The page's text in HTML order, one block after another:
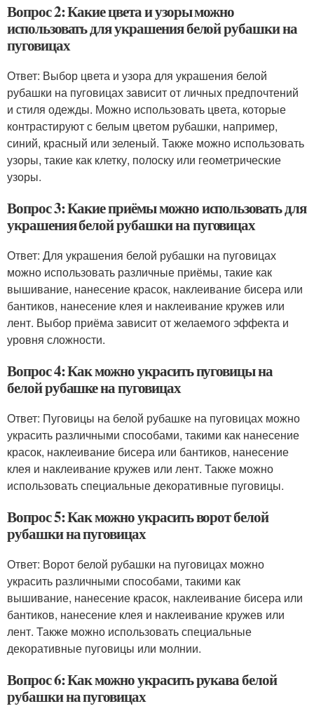
Вопрос 2: Какие цвета и узоры можно
использовать для украшения белой рубашки на
пуговицах
Ответ: Выбор цвета и узора для украшения белой
рубашки на пуговицах зависит от личных предпочтений
и стиля одежды. Можно использовать цвета, которые
контрастируют с белым цветом рубашки, например,
синий, красный или зеленый. Также можно использовать
узоры, такие как клетку, полоску или геометрические
узоры.
Вопрос 3: Какие приёмы можно использовать для
украшения белой рубашки на пуговицах
Ответ: Для украшения белой рубашки на пуговицах
можно использовать различные приёмы, такие как
вышивание, нанесение красок, наклеивание бисера или
бантиков, нанесение клея и наклеивание кружев или
лент. Выбор приёма зависит от желаемого эффекта и
уровня сложности.
Вопрос 4: Как можно украсить пуговицы на
белой рубашке на пуговицах
Ответ: Пуговицы на белой рубашке на пуговицах можно
украсить различными способами, такими как нанесение
красок, наклеивание бисера или бантиков, нанесение
клея и наклеивание кружев или лент. Также можно
использовать специальные декоративные пуговицы.
Вопрос 5: Как можно украсить ворот белой
рубашки на пуговицах
Ответ: Ворот белой рубашки на пуговицах можно
украсить различными способами, такими как
вышивание, нанесение красок, наклеивание бисера или
бантиков, нанесение клея и наклеивание кружев или
лент. Также можно использовать специальные
декоративные пуговицы или молнии.
Вопрос 6: Как можно украсить рукава белой
рубашки на пуговицах